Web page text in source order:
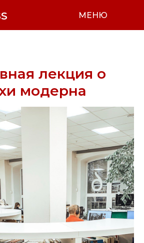
МЕНЮ
лекция о
модерна